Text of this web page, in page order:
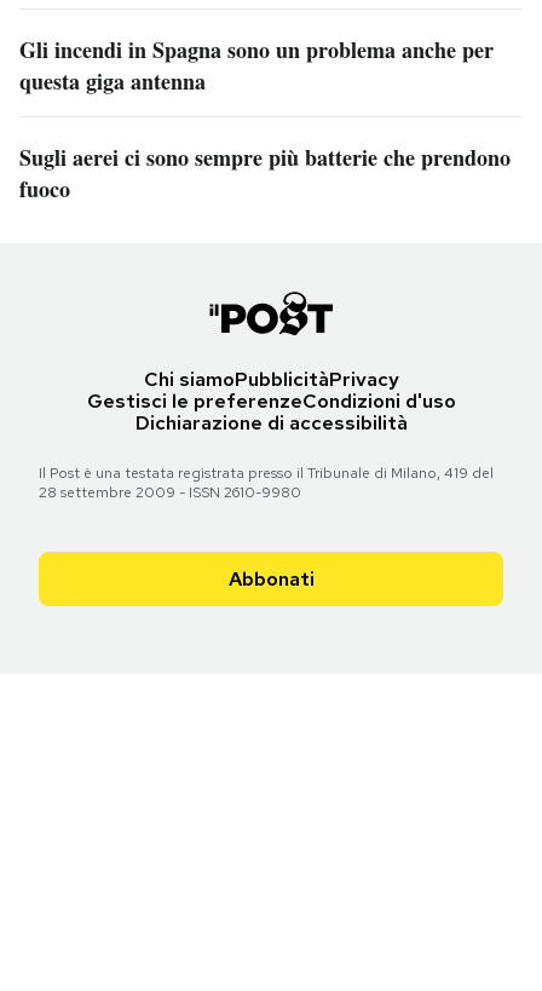
Gli incendi in Spagna sono un problema anche per
questa giga antenna
Sugli aerei ci sono sempre più batterie che prendono
fuoco
Chi siamoPubblicitàPrivacy
Gestisci le preferenzeCondizioni d'uso
Dichiarazione di accessibilità
Il Post è una testata registrata presso il Tribunale di Milano, 419 del
28 settembre 2009 - ISSN 2610-9980
Abbonati